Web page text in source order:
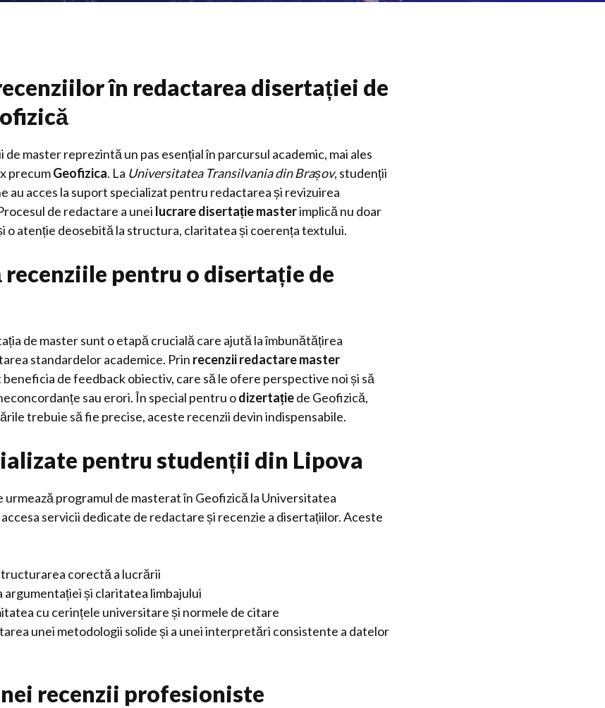
în redactarea disertației de
de master reprezintă un pas esențial în parcursul academic, mai ales
precumGeofizica. La Universitatea Transilvania din Brașov, studenții
au acces la suport specializat pentru redactarea și revizuirea
de redactare a unei lucrare disertație masterimplică nu doar
o atenție deosebită la structura, claritatea și coerența textului.
recenziile pentru o disertație de
de master sunt o etapă crucială care ajută la îmbunătățirea
standardelor academice. Prin recenzii redactare master
beneficia de feedback obiectiv, care să le ofere perspective noi și să
sau erori. În special pentru odizertațiede Geofizică,
trebuie să fie precise, aceste recenzii devin indispensabile.
pentru studenții din Lipova
urmează programul de masterat în Geofizică la Universitatea
servicii dedicate de redactare și recenzie a disertațiilor. Aceste
corectă a lucrării
argumentației și claritatea limbajului
cu cerințele universitare și normele de citare
unei metodologii solide și a unei interpretări consistente a datelor
recenzii profesioniste